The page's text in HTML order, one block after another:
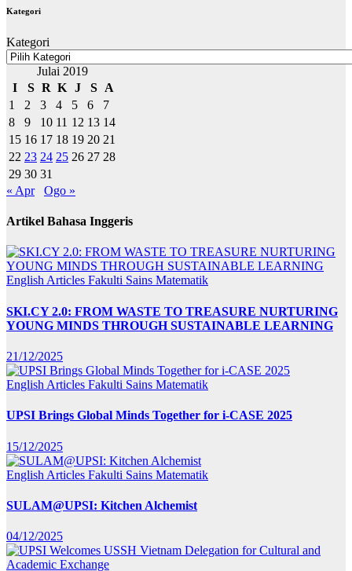
Kategori
Kategori
Julai 2019
I
S R K J S
A
1
2 3 4 5 6
7
8
9 10 11 12 13 14
15 16 17 18 19 20 21
22 23 24 25 26 27 28
29 30 31
« Apr
Ogo »
Artikel Bahasa Inggeris
English Articles Fakulti Sains Matematik
SKI.CY 2.0: FROM WASTE TO TREASURE NURTURING
YOUNG MINDS THROUGH SUSTAINABLE LEARNING
21/12/2025
English Articles Fakulti Sains Matematik
UPSI Brings Global Minds Together for i-CASE 2025
15/12/2025
English Articles Fakulti Sains Matematik
SULAM@UPSI: Kitchen Alchemist
04/12/2025